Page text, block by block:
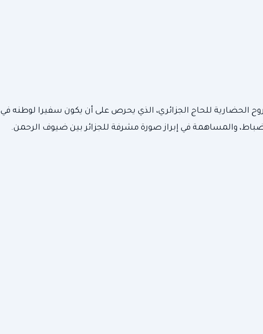
الحضارية للحاج الجزائري، الذي يحرص على أن يكون سفيرا لوطنه في
والمساهمة في إبراز صورة مشرفة للجزائر بين ضيوف الرحمن.